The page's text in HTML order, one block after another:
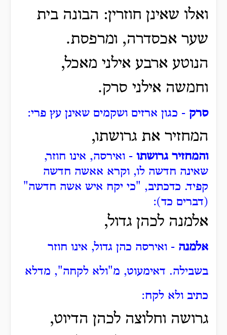
ואלו שאינן חוזרין: הבונה בית
שער אכסדרה, ומרפסת.
הנוטע ארבע אילני מאכל,
וחמשה אילני סרק.
סרק - כגון ארזים ושקמים שאינן עץ פרי:
המחזיר את גרושתו,
והמחזיר גרושתו - ואירסה, אינו חוזר,
שאינה חדשה לו, וקרא אאשה חדשה
קפיד. כדכתיב, "כי יקח איש אשה חדשה"
(דברים כד):
אלמנה לכהן גדול,
אלמנה - ואירסה כהן גדול, אינו חוזר
בשבילה. דאימעוט, מ"ולא לקחה", מדלא
כתיב ולא לקח:
גרושה וחלוצה לכהן הדיוט,